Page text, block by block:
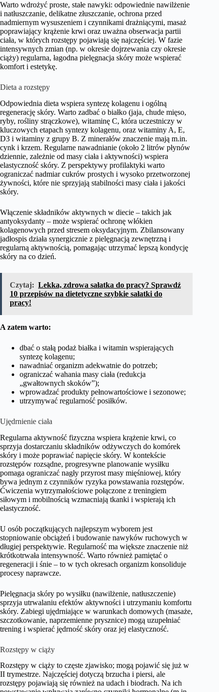
Warto wdrożyć proste, stałe nawyki: odpowiednie nawilżenie
i natłuszczanie, delikatne złuszczanie, ochrona przed
nadmiernym wysuszeniem i czynnikami drażniącymi, masaż
poprawiający krążenie krwi oraz uważna obserwacja partii
ciała, w których rozstępy pojawiają się najczęściej. W fazie
intensywnych zmian (np. w okresie dojrzewania czy okresie
ciąży) regularna, łagodna pielęgnacja skóry może wspierać
komfort i estetykę.
Dieta a rozstępy
Odpowiednia dieta wspiera syntezę kolagenu i ogólną
regenerację skóry. Warto zadbać o białko (jaja, chude mięso,
ryby, rośliny strączkowe), witaminę C, która uczestniczy w
kluczowych etapach syntezy kolagenu, oraz witaminy A, E,
D3 i witaminy z grupy B. Z minerałów znaczenie mają m.in.
cynk i krzem. Regularne nawadnianie (około 2 litrów płynów
dziennie, zależnie od masy ciała i aktywności) wspiera
elastyczność skóry. Z perspektywy profilaktyki warto
ograniczać nadmiar cukrów prostych i wysoko przetworzonej
żywności, które nie sprzyjają stabilności masy ciała i jakości
skóry.
Włączenie składników aktywnych w diecie – takich jak
antyoksydanty – może wspierać ochronę włókien
kolagenowych przed stresem oksydacyjnym. Zbilansowany
jadłospis działa synergicznie z pielęgnacją zewnętrzną i
regularną aktywnością, pomagając utrzymać lepszą kondycję
skóry na co dzień.
Czytaj: Lekka, zdrowa sałatka do pracy? Sprawdź
10 przepisów na dietetyczne szybkie sałatki do
pracy!
A zatem warto:
dbać o stałą podaż białka i witamin wspierających
syntezę kolagenu;
nawadniać organizm adekwatnie do potrzeb;
ograniczać wahania masy ciała (redukcja
„gwałtownych skoków”);
wprowadzać produkty pełnowartościowe i sezonowe;
utrzymywać regularność posiłków.
Ujędrnienie ciała
Regularna aktywność fizyczna wspiera krążenie krwi, co
sprzyja dostarczaniu składników odżywczych do komórek
skóry i może poprawiać napięcie skóry. W kontekście
rozstępów rozsądne, progresywne planowanie wysiłku
pomaga ograniczać nagły przyrost masy mięśniowej, który
bywa jednym z czynników ryzyka powstawania rozstępów.
Ćwiczenia wytrzymałościowe połączone z treningiem
siłowym i mobilnością wzmacniają tkanki i wspierają ich
elastyczność.
U osób początkujących najlepszym wyborem jest
stopniowanie obciążeń i budowanie nawyków ruchowych w
długiej perspektywie. Regularność ma większe znaczenie niż
krótkotrwała intensywność. Warto również pamiętać o
regeneracji i śnie – to w tych okresach organizm konsoliduje
procesy naprawcze.
Pielęgnacja skóry po wysiłku (nawilżenie, natłuszczenie)
sprzyja utrwalaniu efektów aktywności i utrzymaniu komfortu
skóry. Zabiegi ujędrniające w warunkach domowych (masaże,
szczotkowanie, naprzemienne prysznice) mogą uzupełniać
trening i wspierać jędrność skóry oraz jej elastyczność.
Rozstępy w ciąży
Rozstępy w ciąży to częste zjawisko; mogą pojawić się już w
II trymestrze. Najczęściej dotyczą brzucha i piersi, ale
rozstępy pojawiają się również na udach i biodrach. Na ich